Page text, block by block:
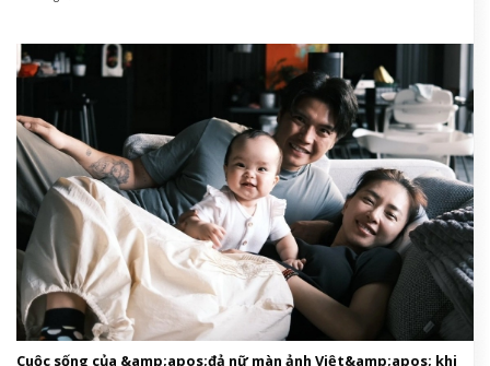
Cuộc sống của &amp;apos;đả nữ màn ảnh Việt&amp;apos; khi